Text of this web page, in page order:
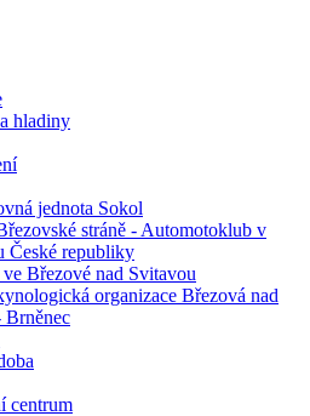
hladiny
jednota Sokol
stráně - Automotoklub v
České republiky
Březové nad Svitavou
organizace Březová nad
Brněnec
centrum